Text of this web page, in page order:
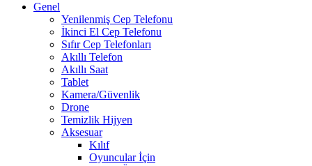
Genel
Yenilenmiş Cep Telefonu
İkinci El Cep Telefonu
Sıfır Cep Telefonları
Akıllı Telefon
Akıllı Saat
Tablet
Kamera/Güvenlik
Drone
Temizlik Hijyen
Aksesuar
Kılıf
Oyuncular İçin